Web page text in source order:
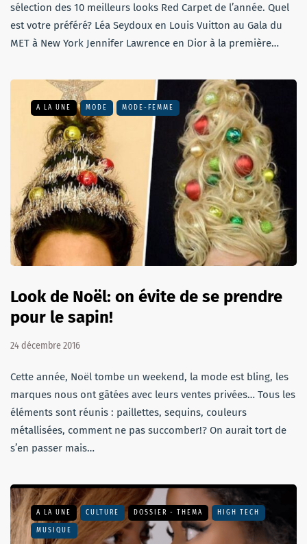
sélection des 10 meilleurs looks Red Carpet de l’année. Quel
est votre préféré? Léa Seydoux en Louis Vuitton au Gala du
MET à New York Jennifer Lawrence en Dior à la première…
A LA UNE MODE MODE-FEMME
Look de Noël: on évite de se prendre
pour le sapin!
24 décembre 2016
Cette année, Noël tombe un weekend, la mode est bling, les
marques nous ont gâtées avec leurs ventes privées… Tous les
éléments sont réunis : paillettes, sequins, couleurs
métallisées, comment ne pas succomber!? On aurait tort de
s’en passer mais…
A LA UNE CULTURE DOSSIER - THEMA HIGH TECH
MUSIQUE